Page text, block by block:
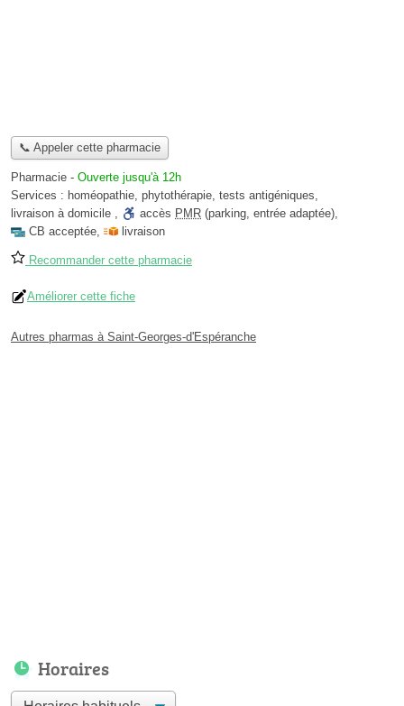
📞 Appeler cette pharmacie
Pharmacie - Ouverte jusqu'à 12h
Services : homéopathie, phytothérapie, tests antigéniques,
livraison à domicile , accès PMR (parking, entrée adaptée),
CB acceptée, livraison
Recommander cette pharmacie
Améliorer cette fiche
Autres pharmas à Saint-Georges-d'Espéranche
Horaires